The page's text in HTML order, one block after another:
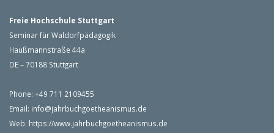
Freie Hochschule Stuttgart
Seminar für Waldorfpädagogik
Haußmannstraße 44a
DE – 70188 Stuttgart
Phone: +49 711 2109455
Email: info@jahrbuchgoetheanismus.de
Web: https://www.jahrbuchgoetheanismus.de